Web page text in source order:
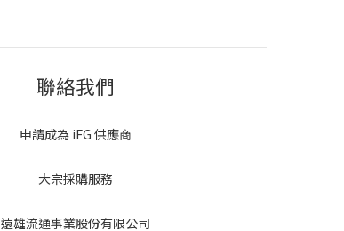
聯絡我們
申請成為 iFG 供應商
大宗採購服務
遠雄流通事業股份有限公司